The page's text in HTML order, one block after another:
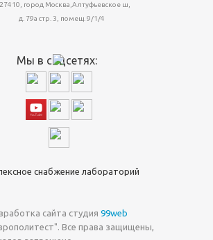
город Москва,Алтуфьевское ш,
д. 79а стр. 3, помещ. 9/1/4
Мы в соцсетях:
снабжение лабораторий
сайта студия 99web
Все права защищены,